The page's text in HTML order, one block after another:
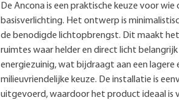
De Ancona is een praktische keuze voor wie
basisverlichting. Het ontwerp is
de benodigde lichtopbrengst. Dit maakt
ruimtes waar helder en direct licht belangrijk
energiezuinig, wat bijdraagt aan een lagere
milieuvriendelijke keuze. De installatie is
uitgevoerd, waardoor het product ideaal is